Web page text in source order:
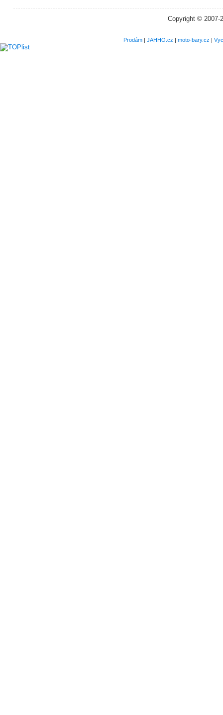
Copyright © 2007-
Prodám| JAHHO.cz | moto-bary.cz |